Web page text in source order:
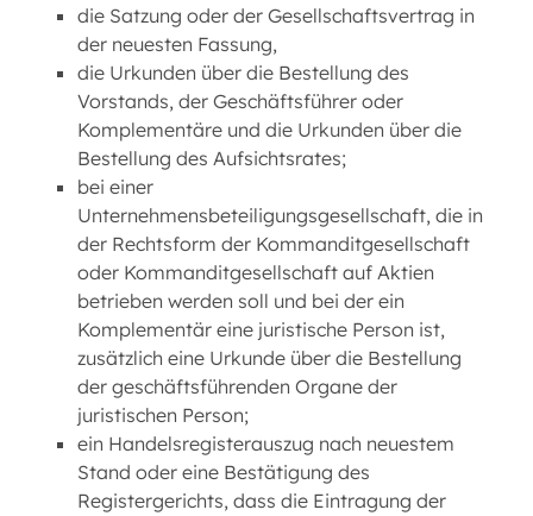
die Satzung oder der Gesellschaftsvertrag in
der neuesten Fassung,
die Urkunden über die Bestellung des
Vorstands, der Geschäftsführer oder
Komplementäre und die Urkunden über die
Bestellung des Aufsichtsrates;
bei einer
Unternehmensbeteiligungsgesellschaft, die in
der Rechtsform der Kommanditgesellschaft
oder Kommanditgesellschaft auf Aktien
betrieben werden soll und bei der ein
Komplementär eine juristische Person ist,
zusätzlich eine Urkunde über die Bestellung
der geschäftsführenden Organe der
juristischen Person;
ein Handelsregisterauszug nach neuestem
Stand oder eine Bestätigung des
Registergerichts, dass die Eintragung der